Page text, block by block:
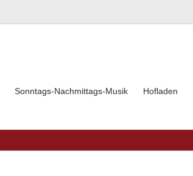
Sonntags-Nachmittags-Musik Hofladen